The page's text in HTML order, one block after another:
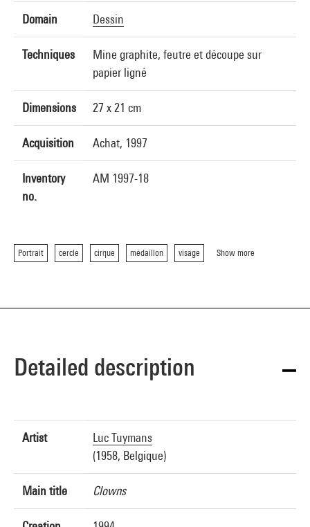
Domain Dessin
Techniques
Mine graphite, feutre et découpe sur
papier ligné
Dimensions 27 x 21 cm
Acquisition Achat, 1997
Inventory
no.
AM 1997-18
Portrait cercle cirque médaillon visage Show more
Detailed description
Artist
Luc Tuymans
(1958, Belgique)
Main title Clowns